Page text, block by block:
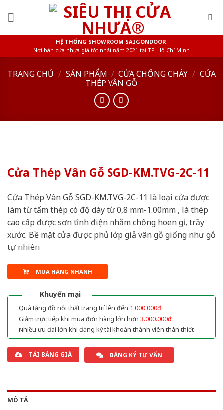
HỆ THỐNG SHOWROOM SAIGONDOOR
Nơi bán cửa nhựa giá tốt nhất năm 2021 tại TP. Hồ Chí Minh
TRANG CHỦ / SẢN PHẨM / CỬA CHỐNG CHÁY / CỬA
THÉP VÂN GỖ
Cửa Thép Vân Gỗ SGD-KM.TVG-2C-11
Cửa Thép Vân Gỗ SGD-KM.TVG-2C-11 là loại cửa được
làm từ tấm thép có độ dày từ 0,8 mm-1.00mm , là thép
cao cấp được sơn tĩnh điện nhằm chống hoen gỉ, trầy
xước. Bề mặt cửa được phủ lớp giả vân gỗ giống như gỗ
tự nhiên
MUA HÀNG NHANH
Khuyến mại
Quà tặng đồ nội thất trang trí lên đến 1.000.000đ
Giảm trực tiếp khi mua đơn hàng lớn hơn 3.000.000đ
Nhiều ưu đãi lớn khi đăng ký tài khoản thành viên thân thiết
TẢI BẢNG GIÁ ĐĂNG KÝ TƯ VẤN
MÔ TẢ